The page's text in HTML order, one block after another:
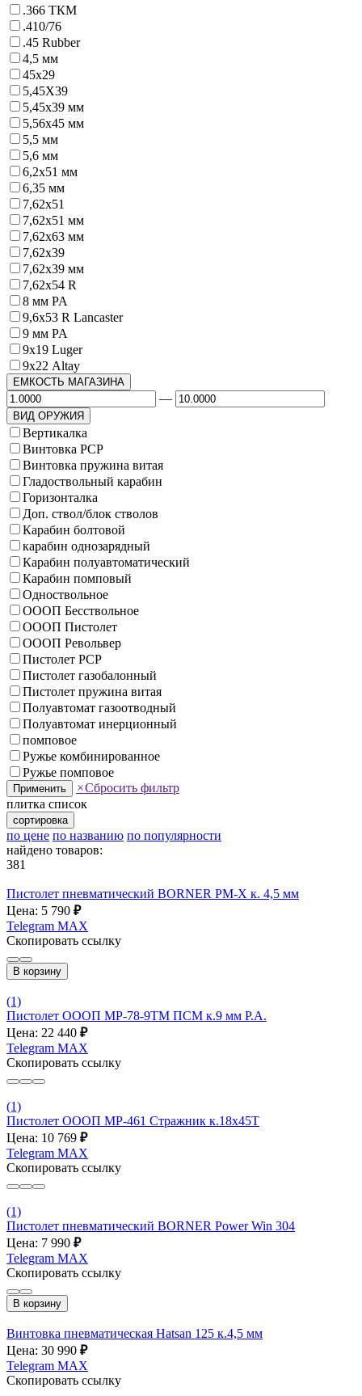
.366 ТКМ
.410/76
.45 Rubber
4,5 мм
45х29
5,45Х39
5,45х39 мм
5,56х45 мм
5,5 мм
5,6 мм
6,2x51 мм
6,35 мм
7,62x51
7,62x51 мм
7,62x63 мм
7,62х39
7,62х39 мм
7,62х54 R
8 мм PA
9,6х53 R Lancaster
9 мм PA
9х19 Luger
9х22 Altay
ЕМКОСТЬ МАГАЗИНА
—
ВИД ОРУЖИЯ
Вертикалка
Винтовка PCP
Винтовка пружина витая
Гладоствольный карабин
Горизонталка
Доп. ствол/блок стволов
Карабин болтовой
карабин однозарядный
Карабин полуавтоматический
Карабин помповый
Одноствольное
ОООП Бесствольное
ОООП Пистолет
ОООП Револьвер
Пистолет PCP
Пистолет газобалонный
Пистолет пружина витая
Полуавтомат газоотводный
Полуавтомат инерционный
помповое
Ружье комбинированное
Ружье помповое
Применить ×Сбросить фильтр
плитка список
сортировка
по цене по названию по популярности
найдено товаров:
381
Пистолет пневматический BORNER PM-X к. 4,5 мм
Цена: 5 790 ₽
Telegram MAX
Скопировать ссылку
В корзину
(1)
Пистолет ОООП MP-78-9ТМ ПСМ к.9 мм Р.А.
Цена: 22 440 ₽
Telegram MAX
Скопировать ссылку
(1)
Пистолет ОООП MP-461 Стражник к.18х45Т
Цена: 10 769 ₽
Telegram MAX
Скопировать ссылку
(1)
Пистолет пневматический BORNER Power Win 304
Цена: 7 990 ₽
Telegram MAX
Скопировать ссылку
В корзину
Винтовка пневматическая Hatsan 125 к.4,5 мм
Цена: 30 990 ₽
Telegram MAX
Скопировать ссылку